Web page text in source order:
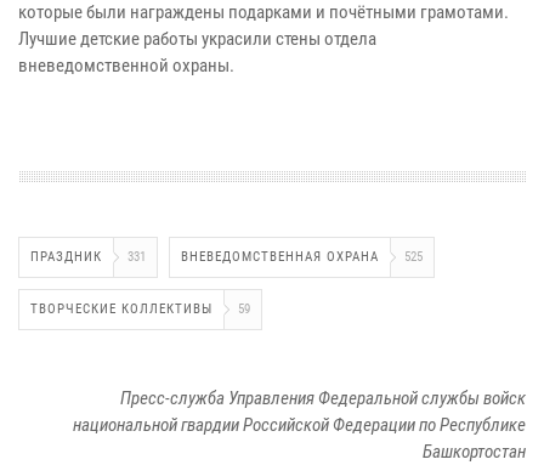
которые были награждены подарками и почётными грамотами.
Лучшие детские работы украсили стены отдела
вневедомственной охраны.
ПРАЗДНИК 331 ВНЕВЕДОМСТВЕННАЯ ОХРАНА 525
ТВОРЧЕСКИЕ КОЛЛЕКТИВЫ 59
Пресс-служба Управления Федеральной службы войск
национальной гвардии Российской Федерации по Республике
Башкортостан